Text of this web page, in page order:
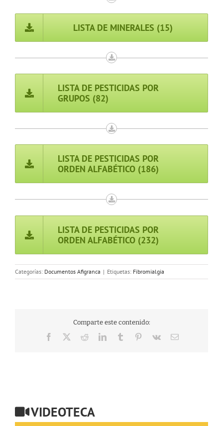
LISTA DE MINERALES (15)
LISTA DE PESTICIDAS POR
GRUPOS (82)
LISTA DE PESTICIDAS POR
ORDEN ALFABÉTICO (186)
LISTA DE PESTICIDAS POR
ORDEN ALFABÉTICO (232)
Categorías: Documentos Afigranca | Etiquetas: Fibromialgia
Comparte este contenido:
Facebook RedditLinkedInTumblr Pinterest
Vk
Correo
VIDEOTECA